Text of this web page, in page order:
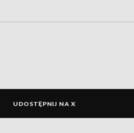
UDOSTĘPNIJ NA X